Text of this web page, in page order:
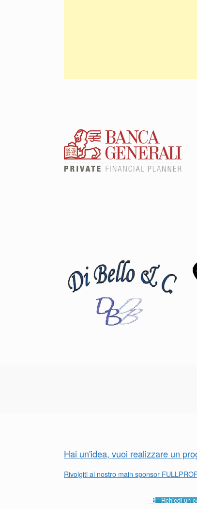
Hai un'idea, vuoi realizzare un
Rivolgiti al nostro main sponsor
Rchiedi un